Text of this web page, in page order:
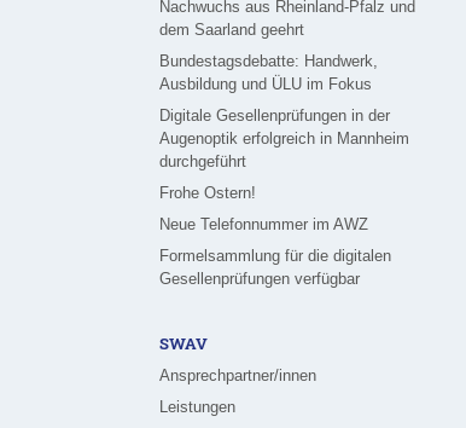
Nachwuchs aus Rheinland-Pfalz und
dem Saarland geehrt
Bundestagsdebatte: Handwerk,
Ausbildung und ÜLU im Fokus
Digitale Gesellenprüfungen in der
Augenoptik erfolgreich in Mannheim
durchgeführt
Frohe Ostern!
Neue Telefonnummer im AWZ
Formelsammlung für die digitalen
Gesellenprüfungen verfügbar
SWAV
Ansprechpartner/innen
Leistungen